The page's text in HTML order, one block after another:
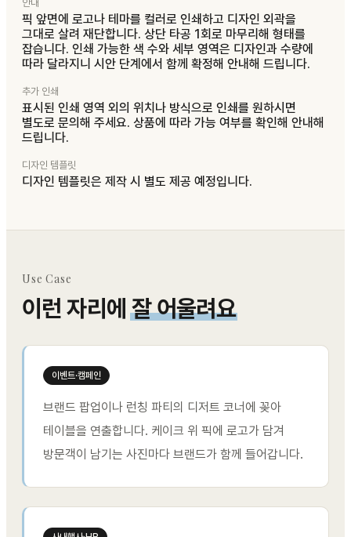
안내
픽 앞면에 로고나 테마를 컬러로 인쇄하고 디자인 외곽을
그대로 살려 재단합니다. 상단 타공 1회로 마무리해 형태를
잡습니다. 인쇄 가능한 색 수와 세부 영역은 디자인과 수량에
따라 달라지니 시안 단계에서 함께 확정해 안내해 드립니다.
추가 인쇄
표시된 인쇄 영역 외의 위치나 방식으로 인쇄를 원하시면
별도로 문의해 주세요. 상품에 따라 가능 여부를 확인해 안내해
드립니다.
디자인 템플릿
디자인 템플릿은 제작 시 별도 제공 예정입니다.
Use Case
이런 자리에잘 어울려요
이벤트·캠페인
브랜드 팝업이나 런칭 파티의 디저트 코너에 꽂아
테이블을 연출합니다. 케이크 위 픽에 로고가 담겨
방문객이 남기는 사진마다 브랜드가 함께 들어갑니다.